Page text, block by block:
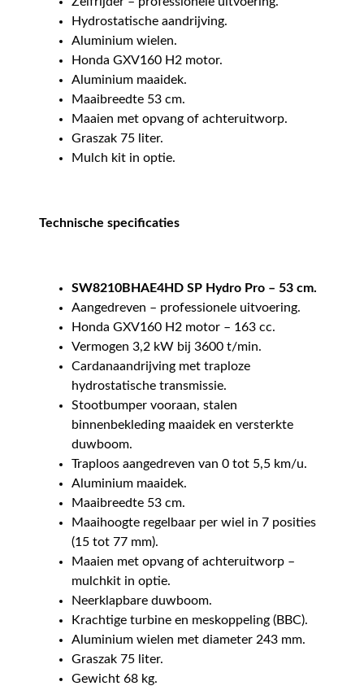
Hydrostatische aandrijving.
Aluminium wielen.
Honda GXV160 H2 motor.
Aluminium maaidek.
Maaibreedte 53 cm.
Maaien met opvang of achteruitworp.
Graszak 75 liter.
Mulch kit in optie.
Technische specificaties
SW8210BHAE4HD SP Hydro Pro – 53 cm.
Aangedreven – professionele uitvoering.
Honda GXV160 H2 motor – 163 cc.
Vermogen 3,2 kW bij 3600 t/min.
Cardanaandrijving met traploze
hydrostatische transmissie.
Stootbumper vooraan, stalen
binnenbekleding maaidek en versterkte
duwboom.
Traploos aangedreven van 0 tot 5,5 km/u.
Aluminium maaidek.
Maaibreedte 53 cm.
Maaihoogte regelbaar per wiel in 7 posities
(15 tot 77 mm).
Maaien met opvang of achteruitworp –
mulchkit in optie.
Neerklapbare duwboom.
Krachtige turbine en meskoppeling (BBC).
Aluminium wielen met diameter 243 mm.
Graszak 75 liter.
Gewicht 68 kg.